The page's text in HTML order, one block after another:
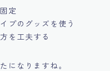
定
プのグッズを使う
を工夫する
になりますね。